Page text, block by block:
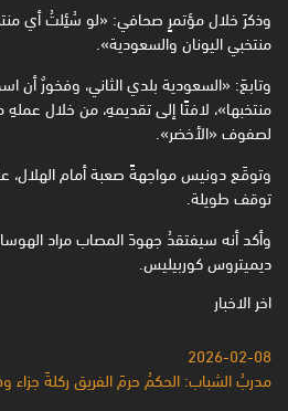
وذكرَ خلال مؤتمرٍ صحافي: «لو سُئِلتُ أي
منتخبي اليونان والسعودية».
وتابعَ: «السعودية بلدي الثاني، وفخورٌ أن
منتخبها»، لافتًا إلى تقديمهِ، من خلال عملهِ
لصفوف «الأخضر».
وتوقَع دونيس مواجهةً صعبة أمام الهلال،
توقف طويلة.
وأكد أنه سيفتقدُ جهودَ المصاب مراد
ديميتروس كوربيليس.
اخر الاخبار
2026-02-08
مدربُ الشباب: الحكمُ حرمَ الفريق ركلةَ جزاء